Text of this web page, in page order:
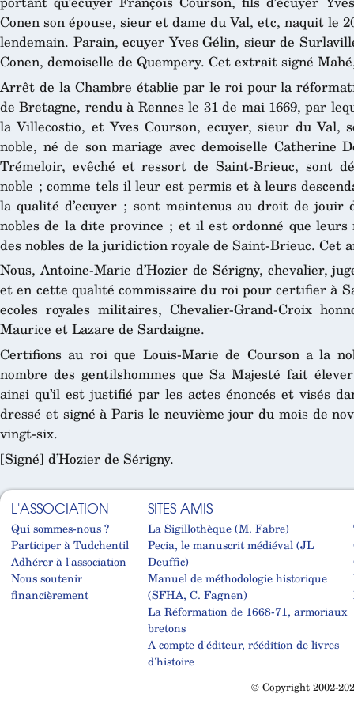
Conen son épouse, sieur et dame du Val, etc, naquit le
lendemain. Parain, ecuyer Yves Gélin, sieur de
Conen, demoiselle de Quempery. Cet extrait signé
Arrêt de la Chambre établie par le roi pour la
de Bretagne, rendu à Rennes le 31 de mai 1669, par
la Villecostio, et Yves Courson, ecuyer, sieur du
noble, né de son mariage avec demoiselle Catherine
Trémeloir, evêché et ressort de Saint-Brieuc, sont
noble ; comme tels il leur est permis et à leurs
la qualité d’ecuyer ; sont maintenus au droit de jouir
nobles de la dite province ; et il est ordonné que leurs
des nobles de la juridiction royale de Saint-Brieuc. Cet
Nous, Antoine-Marie d’Hozier de Sérigny, chevalier,
et en cette qualité commissaire du roi pour certifier à
ecoles royales militaires, Chevalier-Grand-Croix
Maurice et Lazare de Sardaigne.
Certifions au roi que Louis-Marie de Courson a la
nombre des gentilshommes que Sa Majesté fait
ainsi qu’il est justifié par les actes énoncés et visés
dressé et signé à Paris le neuvième jour du mois de
vingt-six.
[Signé] d’Hozier de Sérigny.
L'ASSOCIATION
Qui sommes-nous ?
Participer à Tudchentil
Adhérer à l'association
Nous soutenir
financièrement
SITES AMIS
La Sigillothèque (M. Fabre)
Pecia, le manuscrit médiéval (JL
Deuffic)
Manuel de méthodologie historique
(SFHA, C. Fagnen)
La Réformation de 1668-71, armoriaux
bretons
A compte d'éditeur, réédition de livres
d'histoire
© Copyright 2002-